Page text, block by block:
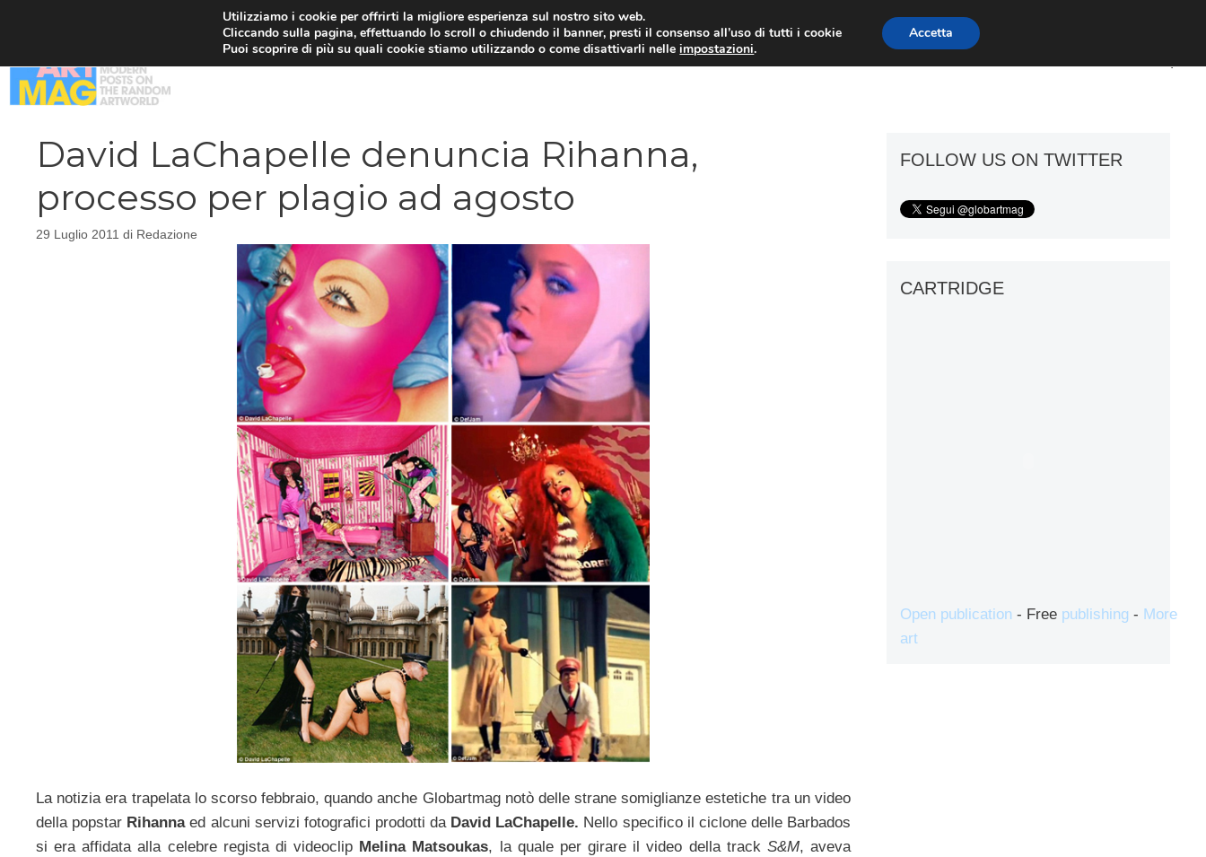
ART GOSSIP FIERE GALLERIE
David LaChapelle denuncia Rihanna,
processo per plagio ad agosto
29 Luglio 2011 di Redazione
La notizia era trapelata lo scorso febbraio, quando anche Globartmag notò delle strane somiglianze estetiche tra un video
della popstar Rihannaed alcuni servizi fotografici prodotti da David LaChapelle. Nello specifico il ciclone delle Barbados
si era affidata alla celebre regista di videoclip Melina Matsoukas, la quale per girare il video della track S&M, aveva
FOLLOW US ON TWITTER
CARTRIDGE
Open publication - Free publishing - More
art
Utilizziamo i cookie per offrirti la migliore esperienza sul nostro sito web.
Cliccando sulla pagina, effettuando lo scroll o chiudendo il banner, presti il consenso all’uso di tutti i cookie
Puoi scoprire di più su quali cookie stiamo utilizzando o come disattivarli nelleimpostazioni.
Accetta